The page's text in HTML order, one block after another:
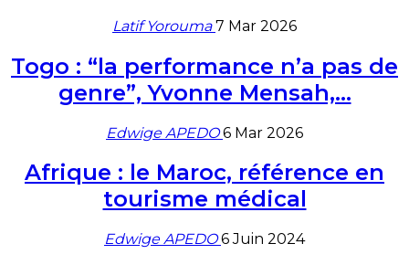
Latif Yorouma7 Mar 2026
Togo : “la performance n’a pas de
genre”, Yvonne Mensah,…
Edwige APEDO6 Mar 2026
Afrique : le Maroc, référence en
tourisme médical
Edwige APEDO6 Juin 2024